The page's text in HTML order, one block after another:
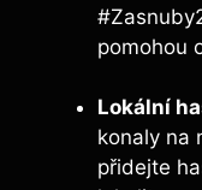
pomohou
Lokální
konaly na
přidejte